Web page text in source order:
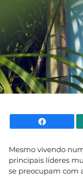
Mesmo vivendo
principais líderes
se preocupam com